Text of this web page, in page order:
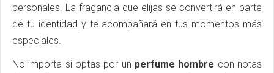
personales. La fragancia que elijas se convertirá en parte
de tu identidad y te acompañará en tus momentos más
especiales.
No importa si optas por un perfume hombre con notas